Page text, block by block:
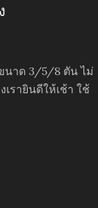
นาด 3/5/8 ตัน ไม่
รายินดีให้เช้า ใช้